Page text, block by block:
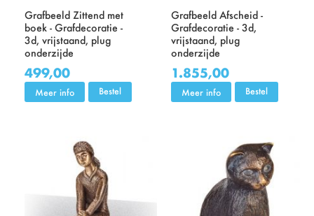
Grafbeeld Zittend met
boek - Grafdecoratie -
3d, vrijstaand, plug
onderzijde
499,00
Meer info Bestel
Grafbeeld Afscheid -
Grafdecoratie - 3d,
vrijstaand, plug
onderzijde
1.855,00
Meer info Bestel